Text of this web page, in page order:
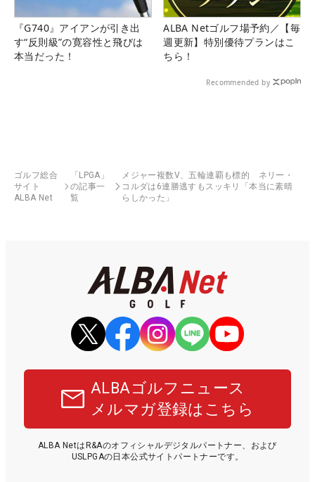
『G740』アイアンが引き出
す“反則級”の寛容性と飛びは
本当だった！
ALBA Netゴルフ場予約／【毎
週更新】特別優待プランはこ
ちら！
Recommended by
ゴルフ総合
サイト
ALBA Net
「LPGA」
の記事一
覧
メジャー複数V、五輪連覇も標的 ネリー・
コルダは6連勝逃すもスッキリ「本当に素晴
らしかった」
ALBAゴルフニュース
メルマガ登録はこちら
ALBA NetはR&Aのオフィシャルデジタルパートナー、および
USLPGAの日本公式サイトパートナーです。